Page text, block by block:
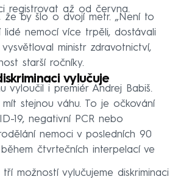
registrovat až od června.
že by šlo o dvojí metr. „Není to
lidé nemocí více trpěli, dostávali
vysvětloval ministr zdravotnictví,
starší ročníky.
vylučuje
vyloučil i premiér Andrej Babiš.
stejnou váhu. To je očkování
19, negativní PCR nebo
nemoci v posledních 90
čtvrtečních interpelací ve
tří možností vylučujeme diskriminaci